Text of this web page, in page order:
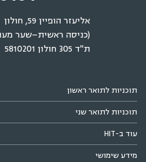
אליעזר הופיין 59, חולון
(כניסה ראשית–שער
ת"ד 305 חולון 5810201
תוכניות לתואר ראשון
תוכניות לתואר שני
עוד ב-HIT
מידע שימושי